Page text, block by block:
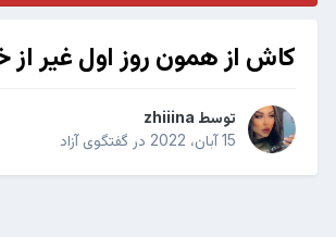
کاش از همون روز اول غیر
توسط zhiiina
15 آبان، 2022
در گفتگوی آزاد